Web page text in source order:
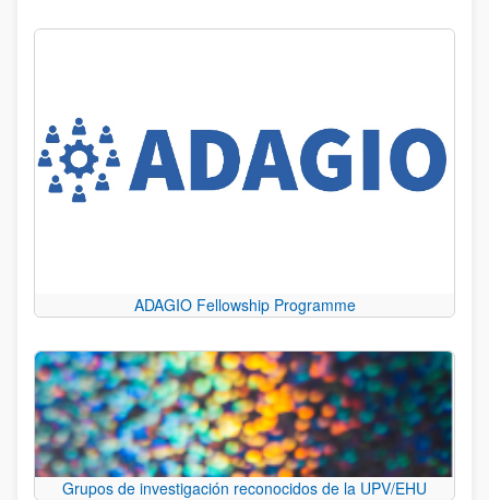
ADAGIO Fellowship Programme
Grupos de investigación reconocidos de la UPV/EHU